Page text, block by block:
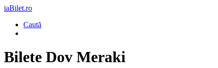
iaBilet.ro
Caută
Bilete Dov Meraki